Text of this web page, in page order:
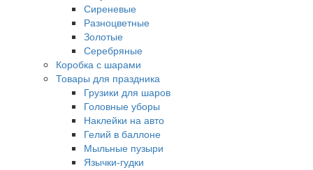
Сиреневые
Разноцветные
Золотые
Серебряные
Коробка с шарами
Товары для праздника
Грузики для шаров
Головные уборы
Наклейки на авто
Гелий в баллоне
Мыльные пузыри
Язычки-гудки